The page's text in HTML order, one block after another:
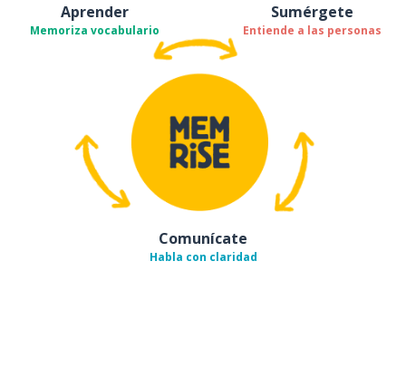
Aprender
Memoriza vocabulario
Sumérgete
Entiende a las personas
Comunícate
Habla con claridad